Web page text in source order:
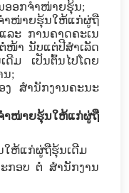
ອອກຈໍາໜ່າຍຮຸ້ນ;
ຳໜ່າຍຮຸ້ນ​ໃຫ້​ແກ່ຜູ່ຖື
ລະ ​ການ​ຄາດ​ຄະ​ເນ​
ໜ້າ ນັບ​ແຕ່​ປີ​ສຳ​ເລັດ​
ມ ​ເປັນ​ຕົ້ນ​ໄປ ​ໂດຍ​
ນ;
ງ ສຳນັກງານຄະນະ​
າໜ່າຍຮຸ້ນໃຫ້ແກ່ຜູ່ຖື
ໃຫ້ແກ່ຜູ່ຖືຮຸ້ນເດີມ
ກອບ ຕໍ່ ສໍານັກງານ